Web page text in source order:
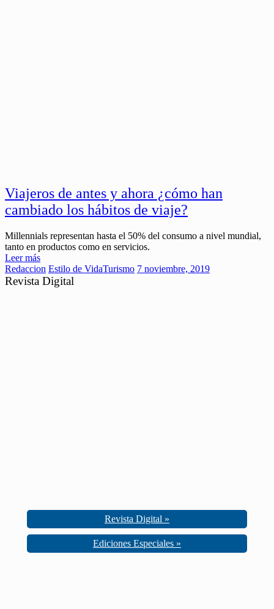
Viajeros de antes y ahora ¿cómo han
cambiado los hábitos de viaje?
Millennials representan hasta el 50% del consumo a nivel mundial,
tanto en productos como en servicios.
Leer más
Redaccion Estilo de VidaTurismo 7 noviembre, 2019
Revista Digital
Revista Digital »
Ediciones Especiales »